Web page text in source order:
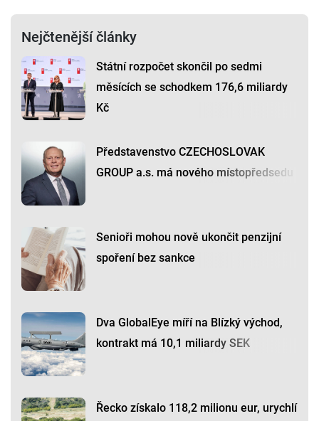
Nejčtenější články
Státní rozpočet skončil po sedmi
měsících se schodkem 176,6 miliardy
Kč
Představenstvo CZECHOSLOVAK
GROUP a.s. má nového místopředsedu
Senioři mohou nově ukončit penzijní
spoření bez sankce
Dva GlobalEye míří na Blízký východ,
kontrakt má 10,1 miliardy SEK
Řecko získalo 118,2 milionu eur, urychlí